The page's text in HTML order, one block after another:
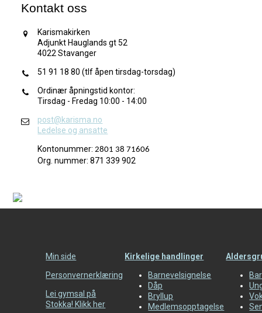
Kontakt oss
Karismakirken
Adjunkt Hauglands gt 52
4022 Stavanger
51 91 18 80 (tlf åpen tirsdag-torsdag)
Ordinær åpningstid kontor:
Tirsdag - Fredag 10:00 - 14:00
post@karisma.no
Ledelse og ansatte
Kontonummer: 2801 38 71606
Org. nummer: 871 339 902
Min side
Personvernerklæring
Lei gymsal på
Stokka! Klikk her
Kirkelige handlinger
Barnevelsignelse
Dåp
Bryllup
Medlemsopptagelse